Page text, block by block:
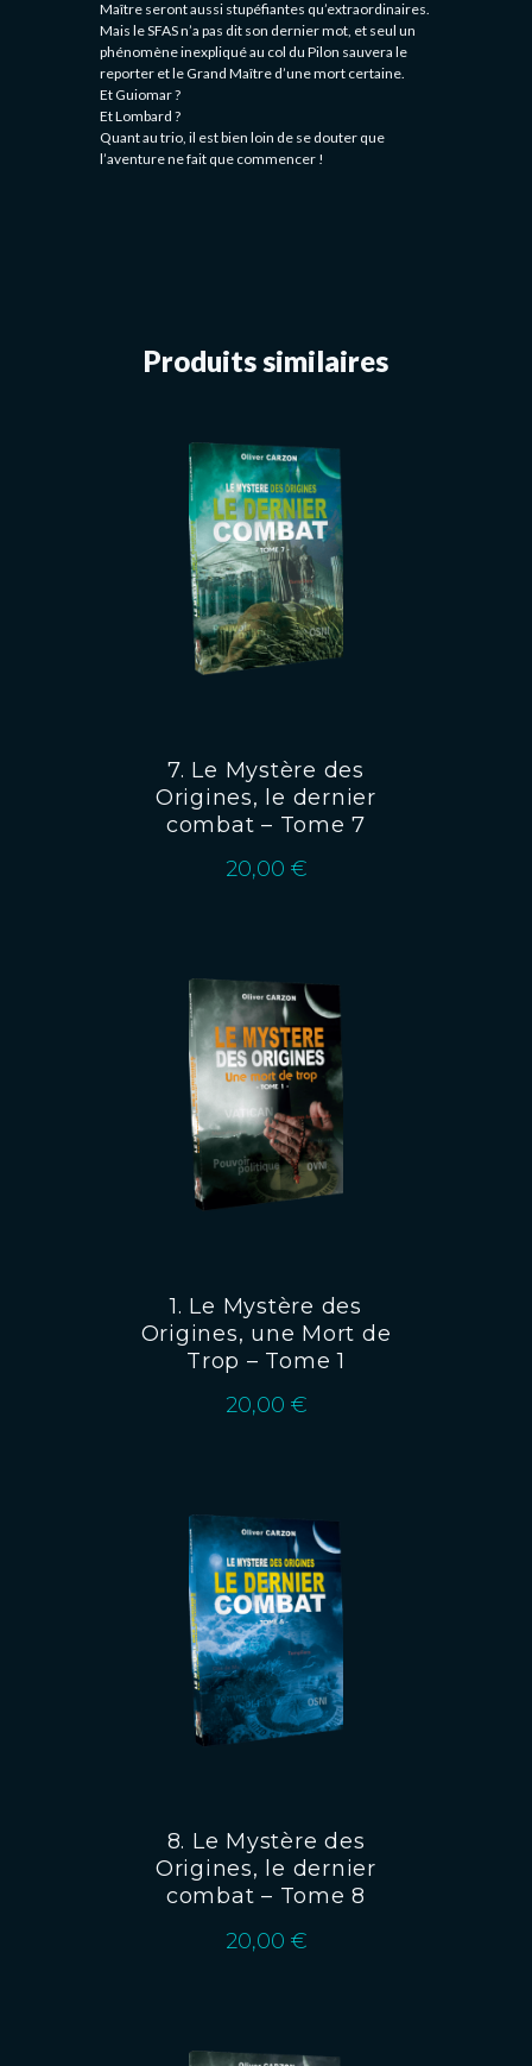
Maître seront aussi stupéfiantes qu’extraordinaires.
Mais le SFAS n’a pas dit son dernier mot, et seul un
phénomène inexpliqué au col du Pilon sauvera le
reporter et le Grand Maître d’une mort certaine.
Et Guiomar ?
Et Lombard ?
Quant au trio, il est bien loin de se douter que
l’aventure ne fait que commencer !
Produits similaires
7. Le Mystère des
Origines, le dernier
combat – Tome 7
20,00 €
1. Le Mystère des
Origines, une Mort de
Trop – Tome 1
20,00 €
8. Le Mystère des
Origines, le dernier
combat – Tome 8
20,00 €